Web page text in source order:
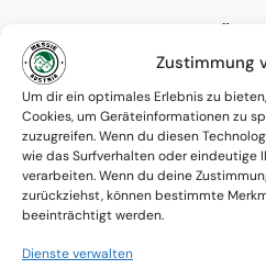
Zustimmung
Um dir ein optimales Erlebnis zu
Cookies, um Geräteinformationen zu
zuzugreifen. Wenn du diesen
wie das Surfverhalten oder eindeutige
verarbeiten. Wenn du deine
zurückziehst, können bestimmte
beeinträchtigt werden.
Dienste verwalten
Absolute Diskretion
Zusammenarbeit
Einverständnis